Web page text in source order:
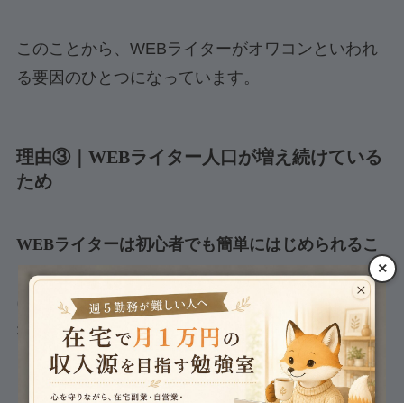
このことから、WEBライターがオワコンといわれ
る要因のひとつになっています。
理由③｜WEBライター人口が増え続けている
ため
WEBライターは初心者でも簡単にはじめられるこ
とから、レッドオーシャンになっています。さら
に、今現在でも増加しており、案件の取り合いに
なっているのが現状です。
これは数年前のパンデミックが起こってから、在
×